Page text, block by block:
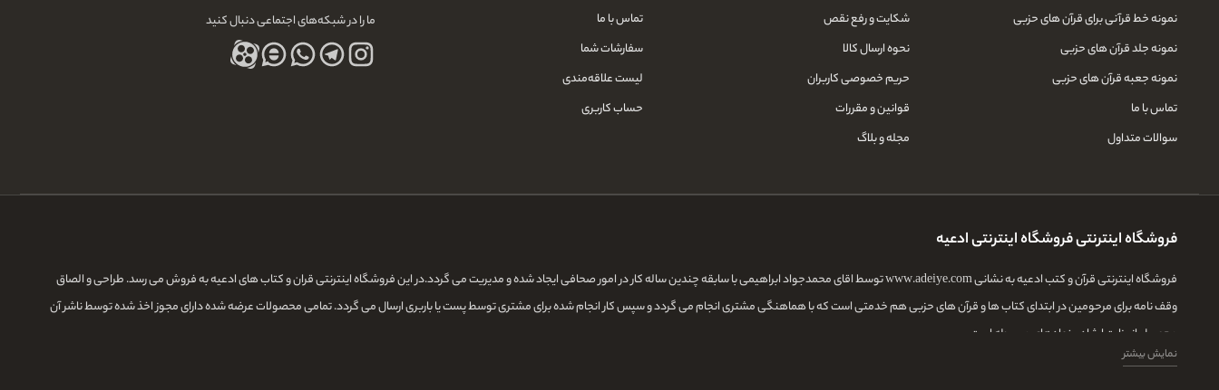
نمونه خط قرآنی برای قرآن های حزبی
نمونه جلد قرآن های حزبی
نمونه جعبه قرآن های حزبی
تماس با ما
سوالات متداول
شکایت و رفع نقص
نحوه ارسال کالا
حریم خصوصی کاربران
قوانین و مقررات
مجله و بلاگ
تماس با ما
سفارشات شما
لیست علاقه‌مندی
حساب کاربری
ما را در شبکه‌های اجتماعی دنبال کنید
فروشگاه اینترنتی فروشگاه اینترنتی ادعیه
فروشگاه اینترنتی قرآن و کتب ادعیه به نشانی www.adeiye.com توسط اقای محمدجواد ابراهیمی با سابقه چندین ساله کار در امور صحافی ایجاد شده و مدیریت می گردد.در این فروشگاه اینترنتی قران و کتاب های ادعیه به فروش می رسد. طراحی و الصاق
وقف نامه برای مرحومین در ابتدای کتاب ها و قرآن های حزبی هم خدمتی است که با هماهنگی مشتری انجام می گردد و سپس کار انجام شده برای مشتری توسط پست یا باربری ارسال می گردد. تمامی محصولات عرضه شده دارای مجوز اخذ شده توسط ناشر آن
محصول از وزارت ارشاد و نهادهای مربوطه است.
نمایش بیشتر